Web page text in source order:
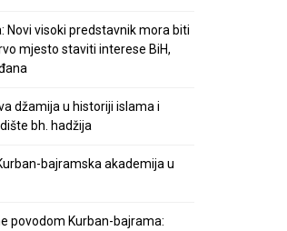
Novi visoki predstavnik mora biti
mjesto staviti interese BiH,
džamija u historiji islama i
bh. hadžija
bajramska akademija u
povodom Kurban-bajrama: